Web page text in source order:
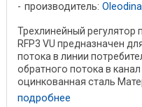
производитель:
Трехлинейный регулятор
RFP3 VU предназначен
потока в линии
обратного потока в
оцинкованная сталь
...
подробнее